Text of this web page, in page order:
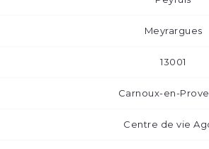
Meyrargues
13001
Carnoux-en-
Centre de vie